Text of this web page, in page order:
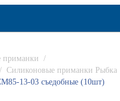
приманки
/
/ Силиконовые приманки Рыбка
13-03 съедобные (10шт)